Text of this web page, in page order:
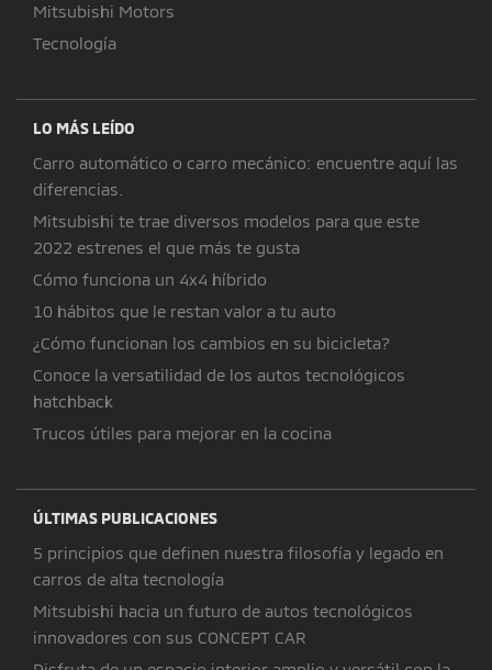
Mitsubishi Motors
Tecnología
LO MÁS LEÍDO
Carro automático o carro mecánico: encuentre aquí las
diferencias.
Mitsubishi te trae diversos modelos para que este
2022 estrenes el que más te gusta
Cómo funciona un 4x4 híbrido
10 hábitos que le restan valor a tu auto
¿Cómo funcionan los cambios en su bicicleta?
Conoce la versatilidad de los autos tecnológicos
hatchback
Trucos útiles para mejorar en la cocina
ÚLTIMAS PUBLICACIONES
5 principios que definen nuestra filosofía y legado en
carros de alta tecnología
Mitsubishi hacia un futuro de autos tecnológicos
innovadores con sus CONCEPT CAR